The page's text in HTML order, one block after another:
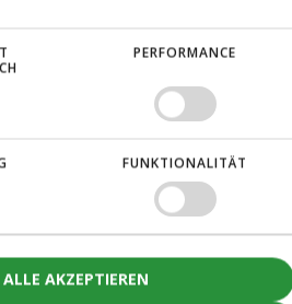
einzureichen
grüne Umstellung
PERFORMANCE
FUNKTIONALITÄT
ALLE AKZEPTIEREN